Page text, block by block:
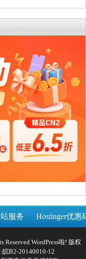
站服务 Hostinger优惠
WordPress啦! 版权
皖B2-20140010-12